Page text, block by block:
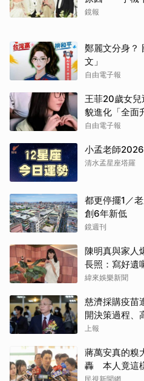
離開嗎？
鏡報
鄭麗文分身？
文」
自由電子報
王菲20歲女兒
貌進化「全面
自由電子報
小孟老師
清水孟星座塔羅
都更停擺1／
創6年新低
鏡週刊
陳明真與家
長照：寫好遺
緯來娛樂新聞
慈濟採購疫
開決策過程、
上報
蔣萬安真的糗
轟 本人竟這
民視新聞網